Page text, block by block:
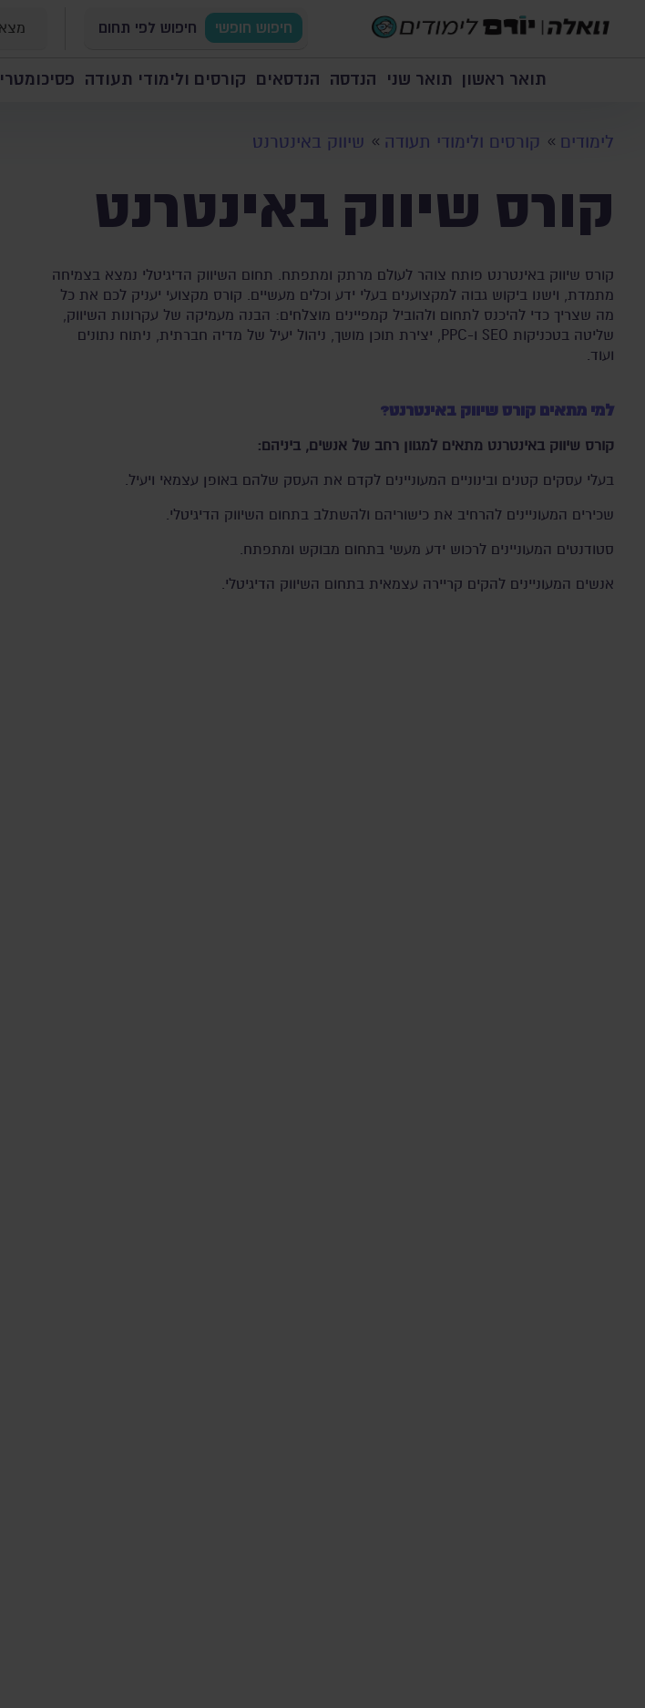
חיפוש חופשי חיפוש לפי תחום
תואר ראשון תואר שני הנדסה הנדסאים קורסים ולימודי תעודה פסיכומטרי
לימודים קורסים ולימודי תעודה שיווק באינטרנט
קורס שיווק באינטרנט
קורס שיווק באינטרנט פותח צוהר לעולם מרתק ומתפתח. תחום השיווק הדיגיטלי נמצא בצמיחה
מתמדת, וישנו ביקוש גבוה למקצוענים בעלי ידע וכלים מעשיים. קורס מקצועי יעניק לכם את כל
מה שצריך כדי להיכנס לתחום ולהוביל קמפיינים מוצלחים: הבנה מעמיקה של עקרונות השיווק,
שליטה בטכניקות SEO ו-PPC, יצירת תוכן מושך, ניהול יעיל של מדיה חברתית, ניתוח נתונים
ועוד.
למי מתאים קורס שיווק באינטרנט?
קורס שיווק באינטרנט מתאים למגוון רחב של אנשים, ביניהם:
בעלי עסקים קטנים ובינוניים המעוניינים לקדם את העסק שלהם באופן עצמאי ויעיל.
שכירים המעוניינים להרחיב את כישוריהם ולהשתלב בתחום השיווק הדיגיטלי.
סטודנטים המעוניינים לרכוש ידע מעשי בתחום מבוקש ומתפתח.
אנשים המעוניינים להקים קריירה עצמאית בתחום השיווק הדיגיטלי.